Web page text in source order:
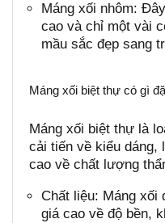
Máng xối nhôm:
cao và chỉ một vài
mầu sắc đẹp sang
Máng xối biệt thự có gì
Máng xối biệt thự là
cải tiến về kiểu dáng,
cao về chất lượng
Chất liệu: Máng
giá cao về độ bền,